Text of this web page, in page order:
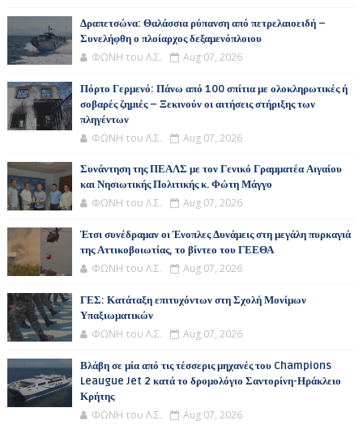
Δραπετσώνα: Θαλάσσια ρύπανση από πετρελαιοειδή –
Συνελήφθη ο πλοίαρχος δεξαμενόπλοιου
ΦΩΝΗ του Λ.Σ. Aug 07, 2026
Πόρτο Γερμενό: Πάνω από 100 σπίτια με ολοκληρωτικές ή
σοβαρές ζημιές – Ξεκινούν οι αιτήσεις στήριξης των
πληγέντων
ΦΩΝΗ του Λ.Σ. Aug 07, 2026
Συνάντηση της ΠΕΑΛΣ με τον Γενικό Γραμματέα Αιγαίου
και Νησιωτικής Πολιτικής κ. Φώτη Μάγγο
ΦΩΝΗ του Λ.Σ. Aug 07, 2026
Έτσι συνέδραμαν οι Ένοπλες Δυνάμεις στη μεγάλη πυρκαγιά
της Αττικοβοιωτίας, το βίντεο του ΓΕΕΘΑ
ΦΩΝΗ του Λ.Σ. Aug 07, 2026
ΓΕΣ: Κατάταξη επιτυχόντων στη Σχολή Μονίμων
Υπαξιωματικών
ΦΩΝΗ του Λ.Σ. Aug 07, 2026
Βλάβη σε μία από τις τέσσερις μηχανές του Champions
Leaugue Jet 2 κατά το δρομολόγιο Σαντορίνη-Ηράκλειο
Κρήτης
ΦΩΝΗ του Λ.Σ. Aug 07, 2026